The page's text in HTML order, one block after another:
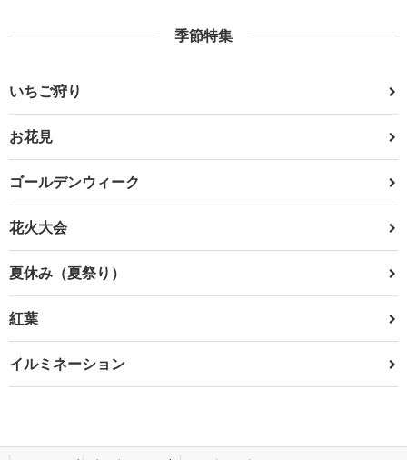
季節特集
いちご狩り
お花見
ゴールデンウィーク
花火大会
夏休み（夏祭り）
紅葉
イルミネーション